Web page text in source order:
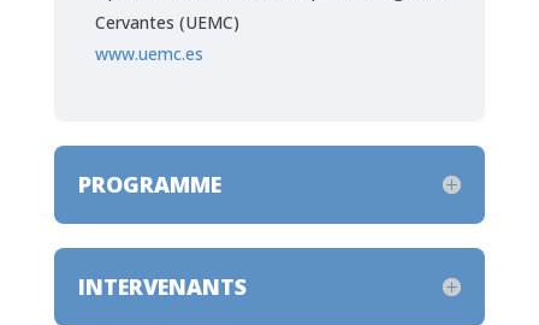
Cervantes (UEMC)
www.uemc.es
PROGRAMME
INTERVENANTS